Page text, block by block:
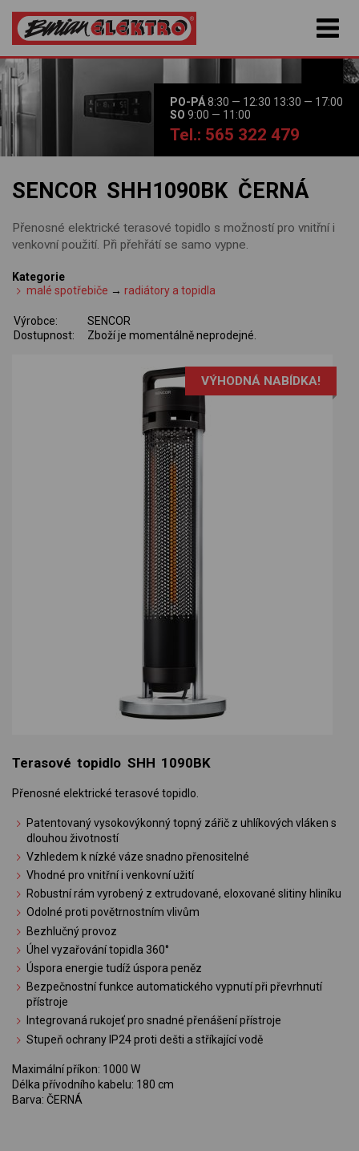
PO-PÁ8:30 — 12:30 13:30 — 17:00
SO 9:00 — 11:00
Tel.: 565 322 479
SENCOR SHH1090BK ČERNÁ
Přenosné elektrické terasové topidlo s možností pro vnitřní i
venkovní použití. Při přehřátí se samo vypne.
Kategorie
malé spotřebiče →radiátory a topidla
Výrobce:
SENCOR
Dostupnost:
Zboží je momentálně neprodejné.
VÝHODNÁ NABÍDKA!
Terasové topidlo SHH 1090BK
Přenosné elektrické terasové topidlo.
Patentovaný vysokovýkonný topný zářič z uhlíkových vláken s
dlouhou životností
Vzhledem k nízké váze snadno přenositelné
Vhodné pro vnitřní i venkovní užití
Robustní rám vyrobený z extrudované, eloxované slitiny hliníku
Odolné proti povětrnostním vlivům
Bezhlučný provoz
Úhel vyzařování topidla 360°
Úspora energie tudíž úspora peněz
Bezpečnostní funkce automatického vypnutí při převrhnutí
přístroje
Integrovaná rukojeť pro snadné přenášení přístroje
Stupeň ochrany IP24 proti dešti a stříkající vodě
Maximální příkon: 1000 W
Délka přívodního kabelu: 180 cm
Barva: ČERNÁ